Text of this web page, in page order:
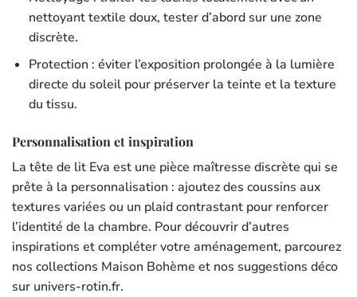
nettoyant textile doux, tester d’abord sur une zone
discrète.
Protection : éviter l’exposition prolongée à la lumière
directe du soleil pour préserver la teinte et la texture
du tissu.
Personnalisation et inspiration
La tête de lit Eva est une pièce maîtresse discrète qui se
prête à la personnalisation : ajoutez des coussins aux
textures variées ou un plaid contrastant pour renforcer
l’identité de la chambre. Pour découvrir d’autres
inspirations et compléter votre aménagement, parcourez
nos collections Maison Bohème et nos suggestions déco
sur univers-rotin.fr.